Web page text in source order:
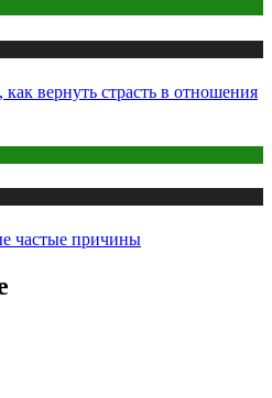
как вернуть страсть в отношения
частые причины